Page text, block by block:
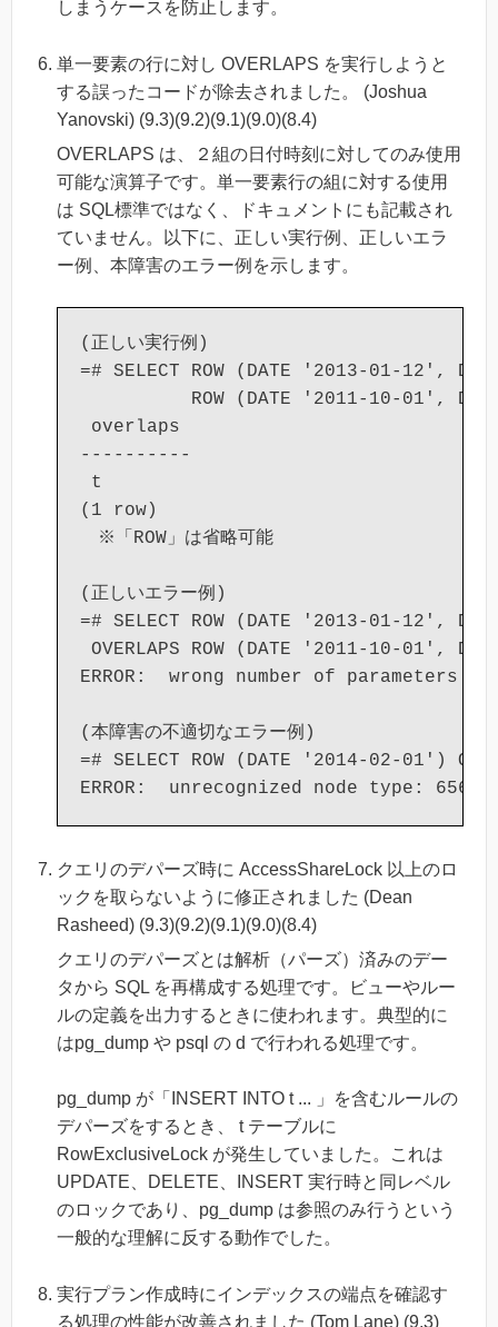
しまうケースを防止します。
単一要素の行に対し OVERLAPS を実行しようと
する誤ったコードが除去されました。 (Joshua
Yanovski) (9.3)(9.2)(9.1)(9.0)(8.4)
OVERLAPS は、２組の日付時刻に対してのみ使用
可能な演算子です。単一要素行の組に対する使用
は SQL標準ではなく、ドキュメントにも記載され
ていません。以下に、正しい実行例、正しいエラ
ー例、本障害のエラー例を示します。
(正しい実行例)
=# SELECT ROW (DATE '2013-01-12',
ROW (DATE '2011-10-01',
overlaps
----------
t
(1 row)
※「ROW」は省略可能
(正しいエラー例)
=# SELECT ROW (DATE '2013-01-12',
OVERLAPS ROW (DATE '2011-10-01',
ERROR:  wrong number of parameters
(本障害の不適切なエラー例)
=# SELECT ROW (DATE '2014-02-01')
クエリのデパーズ時に AccessShareLock 以上のロ
ックを取らないように修正されました (Dean
Rasheed) (9.3)(9.2)(9.1)(9.0)(8.4)
クエリのデパーズとは解析（パーズ）済みのデー
タから SQL を再構成する処理です。ビューやルー
ルの定義を出力するときに使われます。典型的に
はpg_dump や psql の d で行われる処理です。
pg_dump が「INSERT INTO t ... 」を含むルールの
デパーズをするとき、 t テーブルに
RowExclusiveLock が発生していました。これは
UPDATE、DELETE、INSERT 実行時と同レベル
のロックであり、pg_dump は参照のみ行うという
一般的な理解に反する動作でした。
実行プラン作成時にインデックスの端点を確認す
る処理の性能が改善されました (Tom Lane) (9.3)